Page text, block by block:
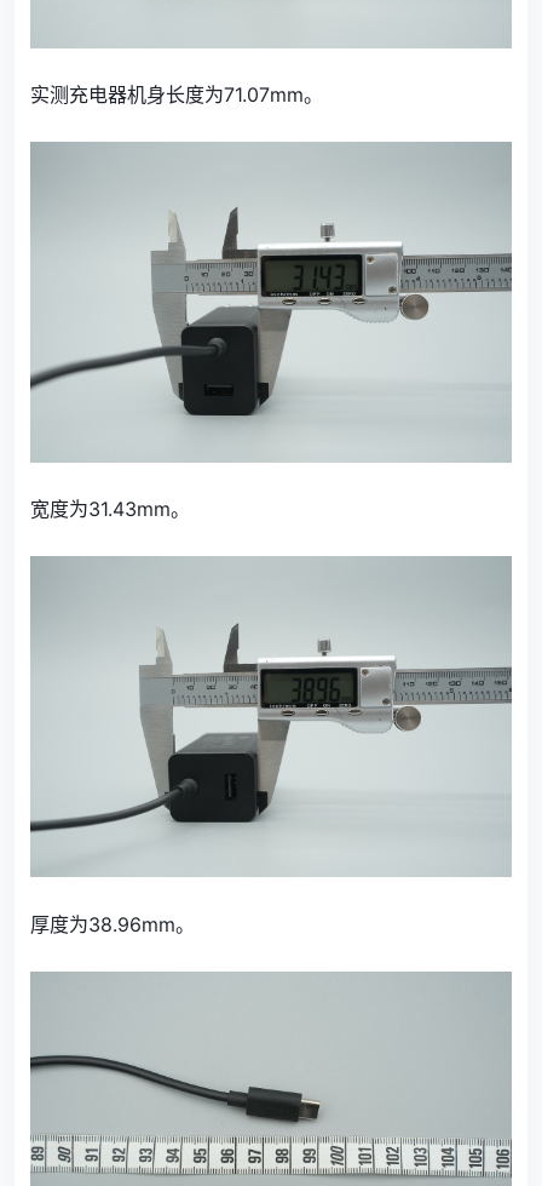
实测充电器机身长度为71.07mm。
宽度为31.43mm。
厚度为38.96mm。